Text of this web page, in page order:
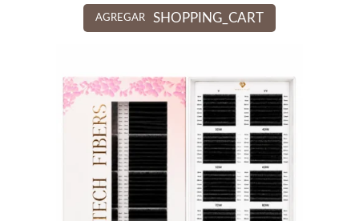
AGREGAR SHOPPING_CART